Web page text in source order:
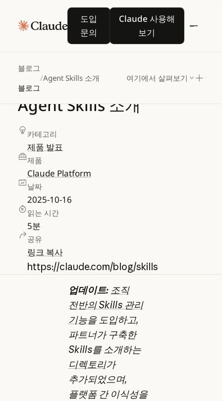
도입
문의
도입 문의
Claude 사용해
보기
Claude 사용해 보기
블로그
블로그
/Agent Skills 소개 여기에서 살펴보기
AgentSkills소개
카테고리
제품 발표
제품
Claude Platform
날짜
2025-10-16
읽는 시간
5분
공유
링크 복사
https://claude.com/blog/skills
업데이트: 조직
전반의 Skills 관리
기능을 도입하고,
파트너가 구축한
Skills를 소개하는
디렉토리가
추가되었으며,
플랫폼 간 이식성을